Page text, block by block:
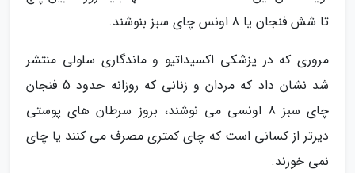
تا شش فنجان یا 8 اونس چای سبز بنوشند.
مروری که در پزشکی اکسیداتیو و ماندگاری سلولی منتشر
شد نشان داد که مردان و زنانی که روزانه حدود 5 فنجان
چای سبز 8 اونسی می نوشند، بروز سرطان های پوستی
دیرتر از کسانی است که چای کمتری مصرف می کنند یا چای
نمی خورند.